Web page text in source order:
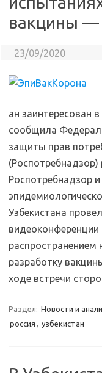
вакцины —
23/09/2020
ан заинтересован
сообщила
защиты прав
(Роспотребнадзор)
Роспотребнадзор
Узбекистана
распространением
разработку
ходе встречи
Раздел: Новости и
россия , узбекистан